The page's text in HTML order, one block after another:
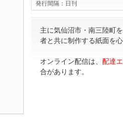
発行間隔： 日刊
主に気仙沼市・南三陸町
者と共に制作する紙面を
オンライン配信は、 配達
合があります。